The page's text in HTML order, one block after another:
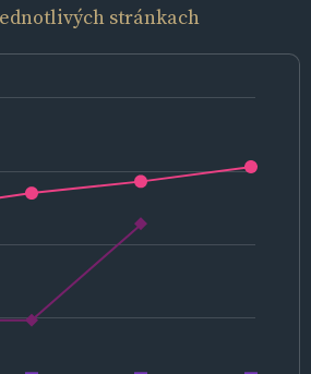
stránkach